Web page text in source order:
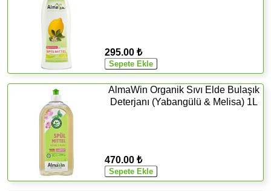
295.00 ₺
AlmaWin Organik Sıvı Elde Bulaşık
Deterjanı (Yabangülü & Melisa) 1L
470.00 ₺